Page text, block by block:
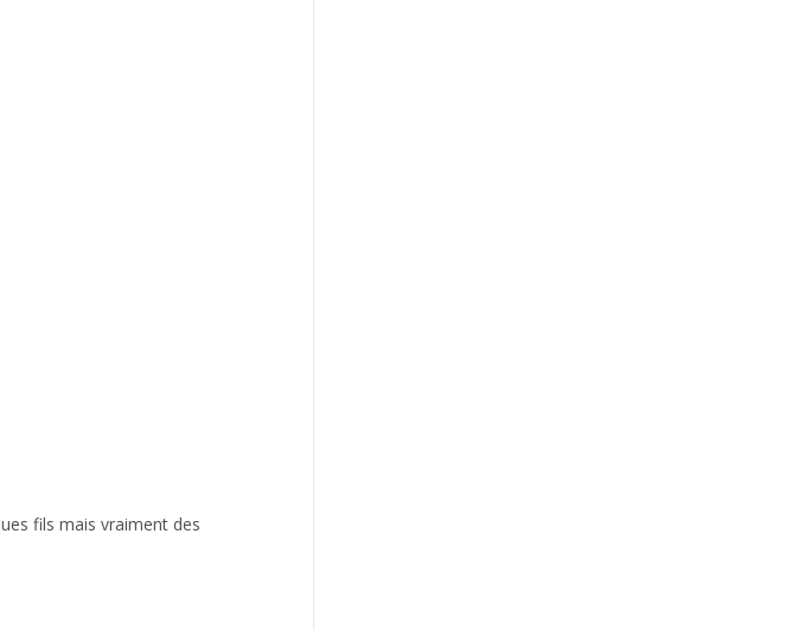
fils mais vraiment des